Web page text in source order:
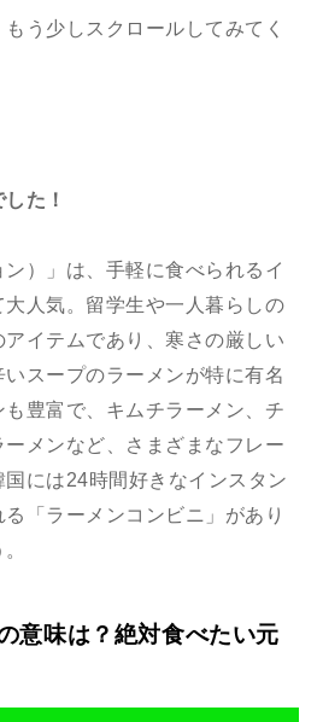
う少しスクロールしてみてく
た！
）」は、手軽に食べられるイ
人気。留学生や一人暮らしの
アイテムであり、寒さの厳しい
スープのラーメンが特に有名
豊富で、キムチラーメン、チ
メンなど、さまざまなフレー
には24時間好きなインスタン
る「ラーメンコンビニ」があり
意味は？絶対食べたい元